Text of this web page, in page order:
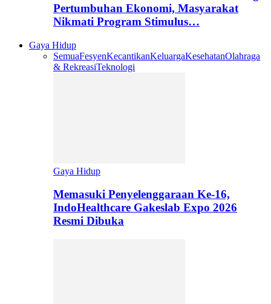
Pertumbuhan Ekonomi, Masyarakat
Nikmati Program Stimulus…
Gaya Hidup
SemuaFesyenKecantikanKeluargaKesehatanOlahraga
& RekreasiTeknologi
Gaya Hidup
Memasuki Penyelenggaraan Ke-16,
IndoHealthcare Gakeslab Expo 2026
Resmi Dibuka